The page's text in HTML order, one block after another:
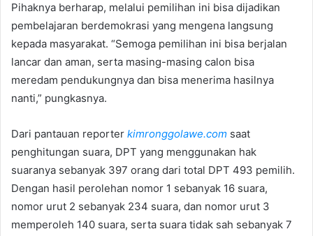
Pihaknya berharap, melalui pemilihan ini bisa dijadikan
pembelajaran berdemokrasi yang mengena langsung
kepada masyarakat. “Semoga pemilihan ini bisa berjalan
lancar dan aman, serta masing-masing calon bisa
meredam pendukungnya dan bisa menerima hasilnya
nanti,” pungkasnya.
Dari pantauan reporter kimronggolawe.com saat
penghitungan suara, DPT yang menggunakan hak
suaranya sebanyak 397 orang dari total DPT 493 pemilih.
Dengan hasil perolehan nomor 1 sebanyak 16 suara,
nomor urut 2 sebanyak 234 suara, dan nomor urut 3
memperoleh 140 suara, serta suara tidak sah sebanyak 7